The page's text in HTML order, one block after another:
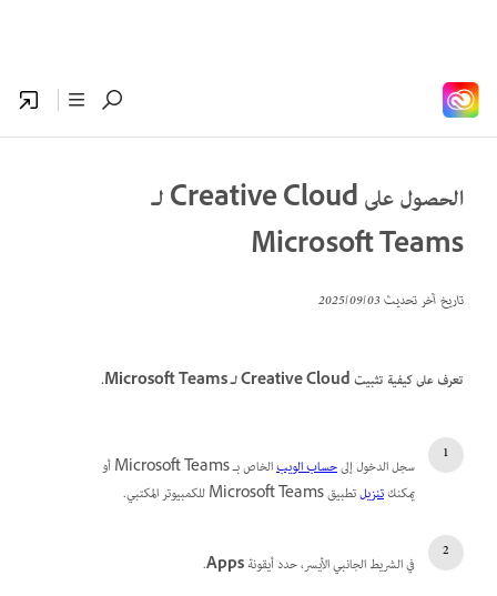
الحصول على Creative Cloud لـ
Microsoft Teams
تاريخ آخر تحديث03‏/09‏/2025
تعرف على كيفية تثبيت Creative Cloud لـ Microsoft Teams.
سجل الدخول إلىحساب الويب
الخاص بـ Microsoft Teams أو
يمكنكتنزيلتطبيق Microsoft Teams للكمبيوتر المكتبي.
في الشريط الجانبي الأيسر، حدد أيقونةApps
.